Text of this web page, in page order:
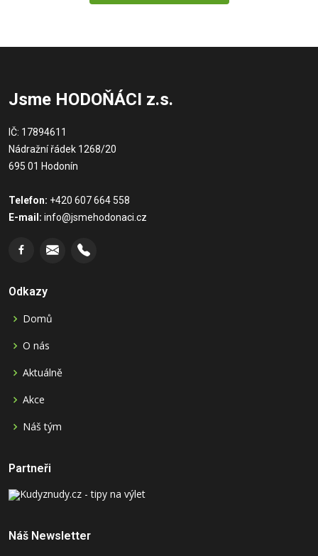
Jsme HODOŇÁCI z.s.
IČ: 17894611
Nádražní řádek 1268/20
695 01 Hodonín
Telefon: +420 607 664 558
E-mail: info@jsmehodonaci.cz
Odkazy
Domů
O nás
Aktuálně
Akce
Náš tým
Partneři
Náš Newsletter